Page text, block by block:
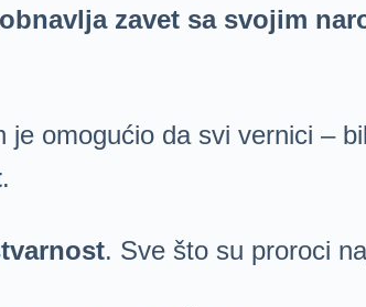
obnavlja zavet sa svojim
je omogućio da svi vernici –
.
. Sve što su proroci